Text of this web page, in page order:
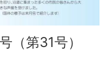
（第31号）